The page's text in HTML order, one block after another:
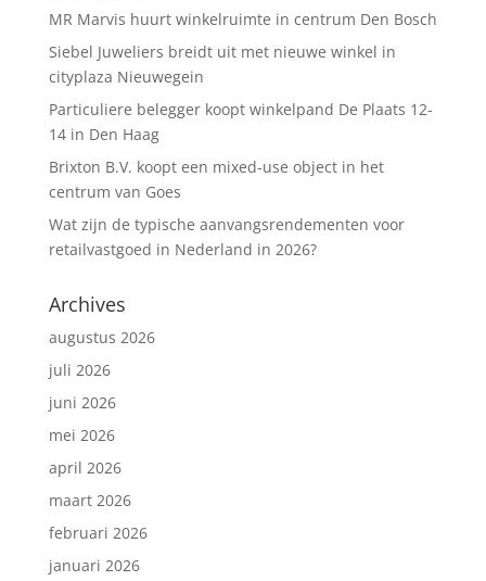
MR Marvis huurt winkelruimte in centrum Den Bosch
Siebel Juweliers breidt uit met nieuwe winkel in
cityplaza Nieuwegein
Particuliere belegger koopt winkelpand De Plaats 12-
14 in Den Haag
Brixton B.V. koopt een mixed-use object in het
centrum van Goes
Wat zijn de typische aanvangsrendementen voor
retailvastgoed in Nederland in 2026?
Archives
augustus 2026
juli 2026
juni 2026
mei 2026
april 2026
maart 2026
februari 2026
januari 2026